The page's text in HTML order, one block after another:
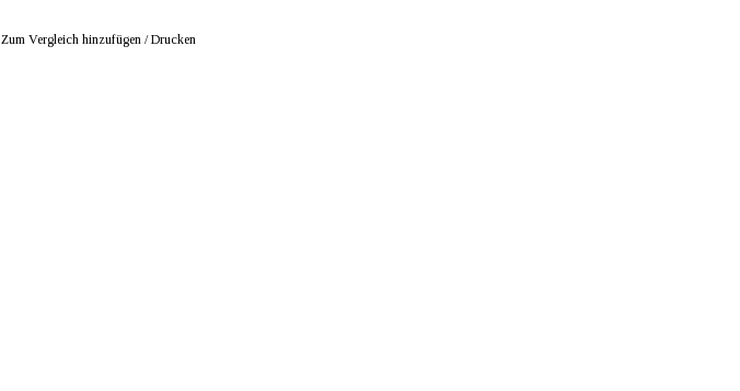
Zum Vergleich hinzufügen /Drucken